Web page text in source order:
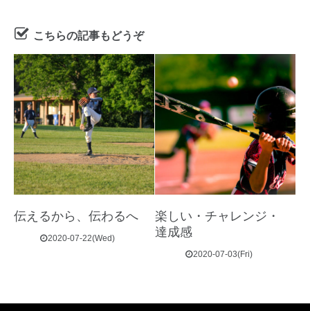
こちらの記事もどうぞ
伝えるから、伝わるへ
2020-07-22(Wed)
楽しい・チャレンジ・
達成感
2020-07-03(Fri)